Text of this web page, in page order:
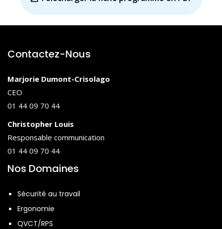
Facteurs de risque ;
favorisant la santé mentale positive ;
proche/collègue est en difficulté
attitudes à avoir et à éviter, conseils pour
orienter et personnes ressources.
Contactez-Nous
Marjorie Dumont-Crisolago
CEO
01 44 09 70 44
Christopher Louis
Responsable communication
01 44 09 70 44
Nos Domaines
Sécurité au travail
Ergonomie
QVCT/RPS